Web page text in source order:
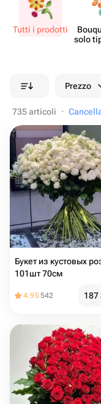
Tutti i prodotti
solo
Prezzo
735 articoli ·
Букет из кустовых
101шт 70см
4.95542 187